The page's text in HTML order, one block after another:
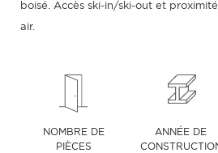
boisé. Accès ski-in/ski-out et
air.
NOMBRE DE
PIÈCES
ANNÉE DE